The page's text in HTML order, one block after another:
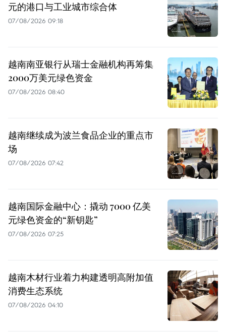
元的港口与工业城市综合体
07/08/2026 09:18
越南南亚银行从瑞士金融机构再筹集
2000万美元绿色资金
07/08/2026 08:40
越南继续成为波兰食品企业的重点市
场
07/08/2026 07:42
越南国际金融中心：撬动 7000 亿美
元绿色资金的“新钥匙”
07/08/2026 07:25
越南木材行业着力构建透明高附加值
消费生态系统
07/08/2026 04:10